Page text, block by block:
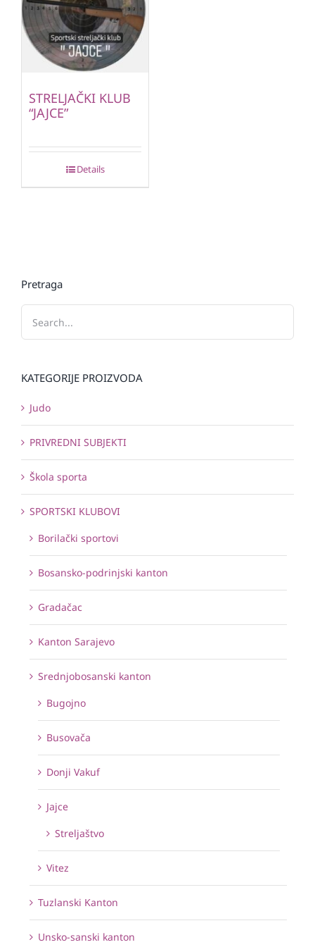
STRELJAČKI KLUB
“JAJCE”
Details
Pretraga
KATEGORIJE PROIZVODA
Judo
PRIVREDNI SUBJEKTI
Škola sporta
SPORTSKI KLUBOVI
Borilački sportovi
Bosansko-podrinjski kanton
Gradačac
Kanton Sarajevo
Srednjobosanski kanton
Bugojno
Busovača
Donji Vakuf
Jajce
Streljaštvo
Vitez
Tuzlanski Kanton
Unsko-sanski kanton